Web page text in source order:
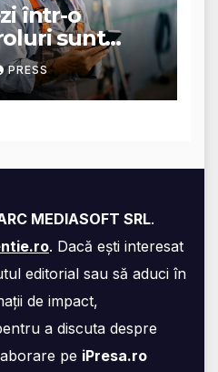
într-o
sunt
ce presupun
PRESS
MEDIASOFT SRL.
. Dacă ești interesat
editorial sau să aduci în
de impact,
a discuta despre
pe iPresa.ro